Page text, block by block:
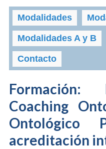
Modalidades
Modalidades A y B
Contacto
Formación:
Coaching
Ontológico
acreditación